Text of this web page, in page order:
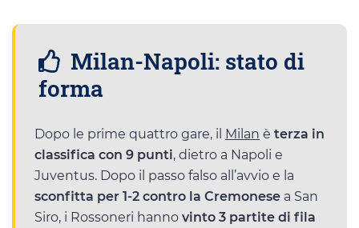
Milan-Napoli: stato di
forma
Dopo le prime quattro gare, il Milan è terza in
classifica con 9 punti, dietro a Napoli e
Juventus. Dopo il passo falso all’avvio e la
sconfitta per 1-2 contro la Cremonese a San
Siro, i Rossoneri hanno vinto 3 partite di fila